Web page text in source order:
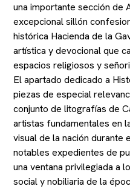
una importante sección de
excepcional sillón
histórica Hacienda de la
artística y devocional que
espacios religiosos y
El apartado dedicado a
piezas de especial
conjunto de litografías de
artistas fundamentales en
visual de la nación durante
notables expedientes de
una ventana privilegiada a
social y nobiliaria de la